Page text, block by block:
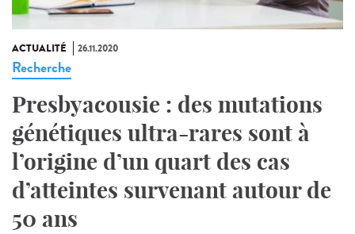
ACTUALITÉ 26.11.2020
Recherche
Presbyacousie : des mutations
génétiques ultra-rares sont à
l’origine d’un quart des cas
d’atteintes survenant autour de
50 ans